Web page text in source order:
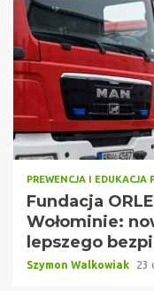
PREWENCJA I EDUKACJA
Fundacja
Wołominie:
lepszego
Szymon Walkowiak 23